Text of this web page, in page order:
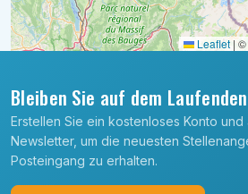
Leaflet | ©
Bleiben Sie auf dem Laufenden
Erstellen Sie ein kostenloses Konto
Newsletter, um die neuesten
Posteingang zu erhalten.